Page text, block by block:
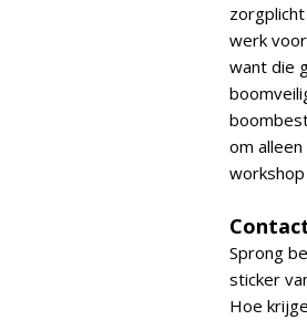
werk
want die
om
Sprong
sticker
Hoe